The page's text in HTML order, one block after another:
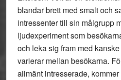
blandar brett med smalt och
intressenter till sin målgrupp
ljudexperiment som
och leka sig fram med
varierar mellan besökarna.
allmänt intresserade,